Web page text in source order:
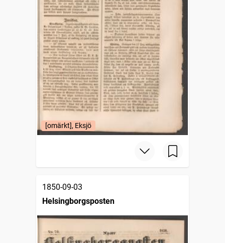
[omärkt], Eksjö
1850-09-03
Helsingborgsposten